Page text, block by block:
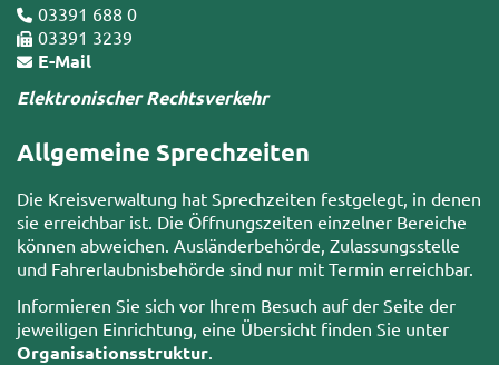
03391 688 0
03391 3239
E-Mail
Elektronischer Rechtsverkehr
Allgemeine Sprechzeiten
Die Kreisverwaltung hat Sprechzeiten festgelegt, in denen
sie erreichbar ist. Die Öffnungszeiten einzelner Bereiche
können abweichen. Ausländerbehörde, Zulassungsstelle
und Fahrerlaubnisbehörde sind nur mit Termin erreichbar.
Informieren Sie sich vor Ihrem Besuch auf der Seite der
jeweiligen Einrichtung, eine Übersicht finden Sie unter
Organisationsstruktur